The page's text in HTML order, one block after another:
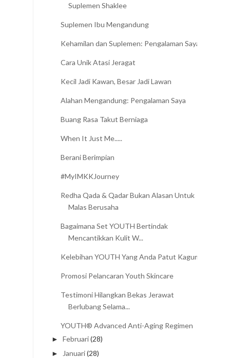
Suplemen Shaklee
Suplemen Ibu Mengandung
Kehamilan dan Suplemen: Pengalaman Saya
Cara Unik Atasi Jeragat
Kecil Jadi Kawan, Besar Jadi Lawan
Alahan Mengandung: Pengalaman Saya
Buang Rasa Takut Berniaga
When It Just Me.....
Berani Berimpian
#MyIMKKJourney
Redha Qada & Qadar Bukan Alasan Untuk
Malas Berusaha
Bagaimana Set YOUTH Bertindak
Mencantikkan Kulit W...
Kelebihan YOUTH Yang Anda Patut Kagum
Promosi Pelancaran Youth Skincare
Testimoni Hilangkan Bekas Jerawat
Berlubang Selama...
YOUTH® Advanced Anti-Aging Regimen
► Februari(28)
► Januari(28)